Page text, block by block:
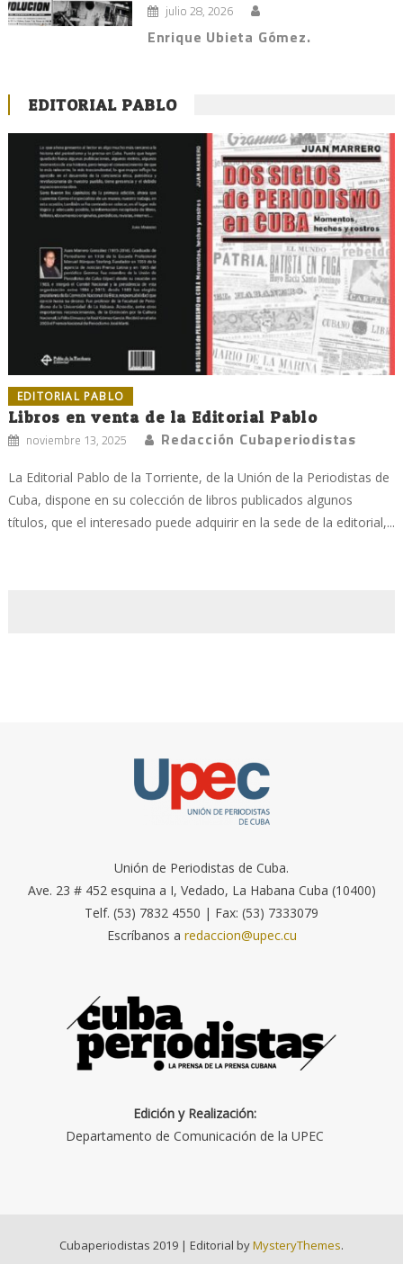
julio 28, 2026
Enrique Ubieta Gómez.
EDITORIAL PABLO
EDITORIAL PABLO
Libros en venta de la Editorial Pablo
noviembre 13, 2025 Redacción Cubaperiodistas
La Editorial Pablo de la Torriente, de la Unión de la Periodistas de
Cuba, dispone en su colección de libros publicados algunos
títulos, que el interesado puede adquirir en la sede de la editorial,...
Unión de Periodistas de Cuba.
Ave. 23 # 452 esquina a I, Vedado, La Habana Cuba (10400)
Telf. (53) 7832 4550 | Fax: (53) 7333079
Escríbanos a redaccion@upec.cu
Edición y Realización:
Departamento de Comunicación de la UPEC
Cubaperiodistas 2019 | Editorial byMysteryThemes.